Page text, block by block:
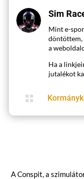
Sim
Mint e-
döntöttem,
a
Ha a
jutalékot

A Conspit, a